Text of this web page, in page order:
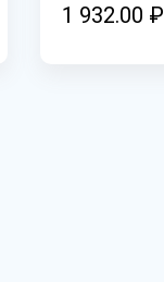
1 932.00 ₽